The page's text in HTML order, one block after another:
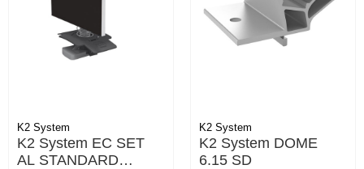
K2 System
K2 System EC SET
AL STANDARD
K2 System
K2 System DOME
6.15 SD